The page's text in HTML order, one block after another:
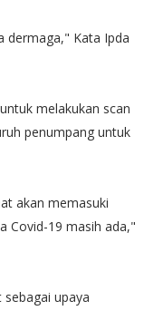
dermaga," Kata Ipda
melakukan scan
penumpang untuk
akan memasuki
Covid-19 masih ada,"
upaya